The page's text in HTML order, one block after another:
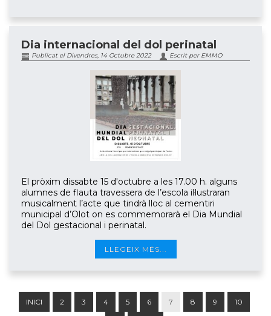
Dia internacional del dol perinatal
Publicat el Divendres, 14 Octubre 2022 Escrit per EMMO
El pròxim dissabte 15 d'octubre a les 17.00 h. alguns
alumnes de flauta travessera de l’escola il·lustraran
musicalment l’acte que tindrà lloc al cementiri
municipal d’Olot on es commemorarà el Dia Mundial
del Dol gestacional i perinatal.
LLEGEIX MÉS...
INICI 2 3 4 5 6 7 8 9 10